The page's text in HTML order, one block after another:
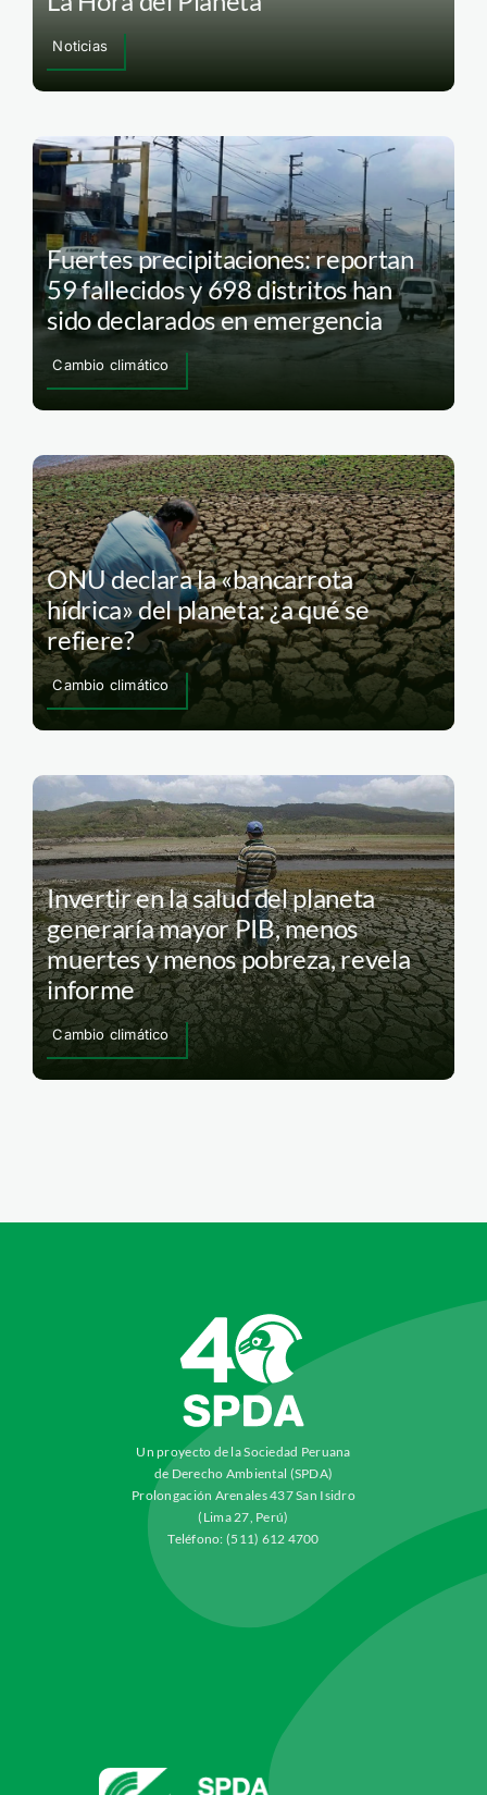
Noticias
Fuertes precipitaciones: reportan
59 fallecidos y 698 distritos han
sido declarados en emergencia
Cambio climático
ONU declara la «bancarrota
hídrica» del planeta: ¿a qué se
refiere?
Cambio climático
Invertir en la salud del planeta
generaría mayor PIB, menos
muertes y menos pobreza, revela
informe
Cambio climático
Un proyecto de la Sociedad Peruana
de Derecho Ambiental (SPDA)
Prolongación Arenales 437 San Isidro
(Lima 27, Perú)
Teléfono: (511) 612 4700